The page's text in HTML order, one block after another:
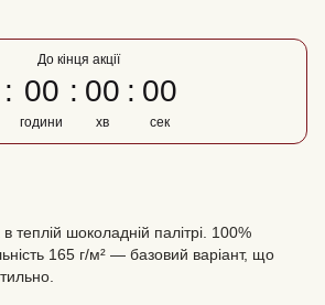
До кінця акції
00
години
00
хв
00
сек
теплій шоколадній палітрі. 100%
165 г/м² — базовий варіант, що